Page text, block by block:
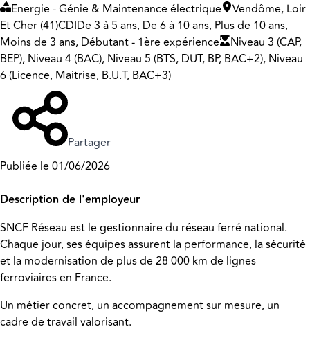
Energie - Génie & Maintenance électrique
Vendôme, Loir
Et Cher (41)CDIDe 3 à 5 ans, De 6 à 10 ans, Plus de 10 ans,
Moins de 3 ans, Débutant - 1ère expérience
Niveau 3 (CAP,
BEP), Niveau 4 (BAC), Niveau 5 (BTS, DUT, BP, BAC+2), Niveau
6 (Licence, Maitrise, B.U.T, BAC+3)
Partager
Publiée le 01/06/2026
Description de l'employeur
SNCF Réseau est le gestionnaire du réseau ferré national.
Chaque jour, ses équipes assurent la performance, la sécurité
et la modernisation de plus de 28 000 km de lignes
ferroviaires en France.
Un métier concret, un accompagnement sur mesure, un
cadre de travail valorisant.